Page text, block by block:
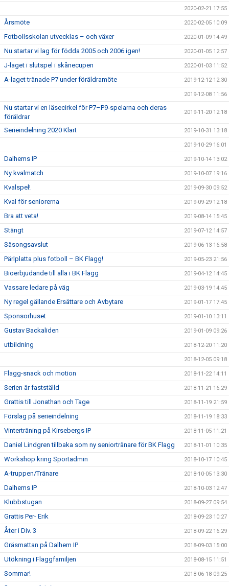
2020-02-21 17:55
Årsmöte 2020-02-05 10:09
Fotbollsskolan utvecklas – och växer 2020-01-09 14:49
Nu startar vi lag för födda 2005 och 2006 igen! 2020-01-05 12:57
J-laget i slutspel i skånecupen 2020-01-03 11:52
A-laget tränade P7 under föräldramöte 2019-12-12 12:30
2019-12-08 11:56
Nu startar vi en läsecirkel för P7–P9-spelarna och deras
föräldrar
2019-11-20 12:18
Serieindelning 2020 Klart 2019-10-31 13:18
2019-10-29 16:01
Dalhems IP 2019-10-14 13:02
Ny kvalmatch 2019-10-07 19:16
Kvalspel! 2019-09-30 09:52
Kval för seniorerna 2019-09-29 12:18
Bra att veta! 2019-08-14 15:45
Stängt 2019-07-12 14:57
Säsongsavslut 2019-06-13 16:58
Pärlplatta plus fotboll – BK Flagg! 2019-05-23 21:56
Bioerbjudande till alla i BK Flagg 2019-04-12 14:45
Vassare ledare på väg 2019-03-19 14:45
Ny regel gällande Ersättare och Avbytare 2019-01-17 17:45
Sponsorhuset 2019-01-10 13:11
Gustav Backaliden 2019-01-09 09:26
utbildning 2018-12-20 11:20
2018-12-05 09:18
Flagg-snack och motion 2018-11-22 14:11
Serien är fastställd 2018-11-21 16:29
Grattis till Jonathan och Tage 2018-11-19 21:59
Förslag på serieindelning 2018-11-19 18:33
Vinterträning på Kirsebergs IP 2018-11-05 11:21
Daniel Lindgren tillbaka som ny seniortränare för BK Flagg 2018-11-01 10:35
Workshop kring Sportadmin 2018-10-17 10:45
A-truppen/Tränare 2018-10-05 13:30
Dalhems IP 2018-10-03 12:47
Klubbstugan 2018-09-27 09:54
Grattis Per- Erik 2018-09-23 10:27
Åter i Div. 3 2018-09-22 16:29
Gräsmattan på Dalhem IP 2018-09-03 15:00
Utökning i Flaggfamiljen 2018-08-15 11:51
Sommar! 2018-06-18 09:25